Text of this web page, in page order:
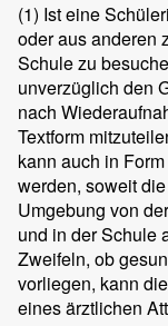
(1) Ist eine
oder aus anderen
Schule zu
unverzüglich den
nach
Textform
kann auch in
werden, soweit
Umgebung von
und in der Schule
Zweifeln, ob
vorliegen, kann
eines ärztlichen